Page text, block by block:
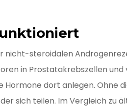
nicht-steroidalen
in Prostatakrebszellen und
dort anlegen. Ohne
sich teilen. Im Vergleich zu